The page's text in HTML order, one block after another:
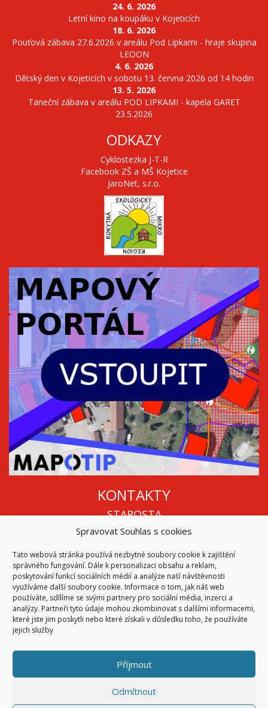
Spravovat Souhlas s cookies
Tato webová stránka používá nezbytné soubory cookie k zajištění
správného fungování. Dále k personalizaci obsahu a reklam,
poskytování funkcí sociálních médií a analýze naší návštěvnosti
využíváme další soubory cookie. Informace o tom, jak náš web
používáte, sdílíme se svými partnery pro sociální média, inzerci a
analýzy. Partneři tyto údaje mohou zkombinovat s dalšími informacemi,
které jste jim poskytli nebo které získali v důsledku toho, že používáte
jejich služby
Příjmout
Odmítnout
24. 6. 2026
Letní kino na koupáku v Kojeticích
18. 6. 2026
Pouťová zábava 27.6.2026 v areálu Pod Lipkami - hraje skupina
LEOON
4. 6. 2026
Dětský den v Kojeticích v sobotu 13. června 2026 od 14 hodin
13. 5. 2026
Taneční zábava v areálu POD LIPKAMI - kapela GARET
23.5.2026
ODKAZY
Cyklostezka J-T-R
Facebook ZŠ a MŠ Kojetice
JaroNet, s.r.o.
KONTAKTY
STAROSTA
Mgr. Roman Vala
info@oukojetice.cz
ÚŘEDNÍ HODINY
Po, St: 15:30 - 16:30
Všechny kontakty | Kde nás najdete
© 2026Obec Kojetice na Moravě
Všechna práva vyhrazena